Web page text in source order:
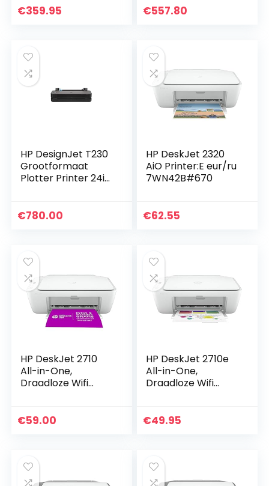
automatisch
€359.95
printen, A4,
€557.80
HP DesignJet T230
Grootformaat
Plotter Printer 24in
Gigabit Ethernet,
€780.00
HP DeskJet 2320
AiO Printer:E eur/ru
7WN42B#670
€62.55
HP DeskJet 2710
All-in-One,
Draadloze Wifi
(Printen, kopiëren,
€59.00
HP DeskJet 2710e
All-in-One,
Draadloze Wifi
(Printen, kopiëren,
€49.95